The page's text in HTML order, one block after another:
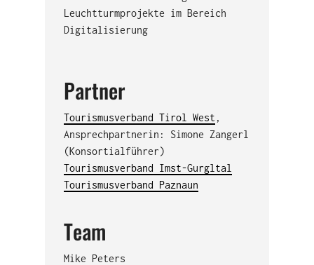
Leuchtturmprojekte im Bereich
Digitalisierung
Partner
Tourismusverband Tirol West ,
Ansprechpartnerin: Simone Zangerl
(Konsortialführer)
Tourismusverband Imst-Gurgltal
Tourismusverband Paznaun
Team
Mike Peters